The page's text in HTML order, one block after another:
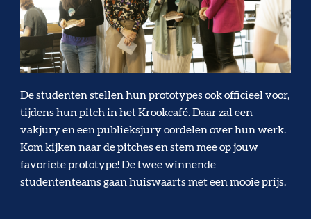
De studenten stellen hun prototypes ook officieel voor,
tijdens hun pitch in het Krookcafé. Daar zal een
vakjury en een publieksjury oordelen over hun werk.
Kom kijken naar de pitches en stem mee op jouw
favoriete prototype! De twee winnende
studententeams gaan huiswaarts met een mooie prijs.